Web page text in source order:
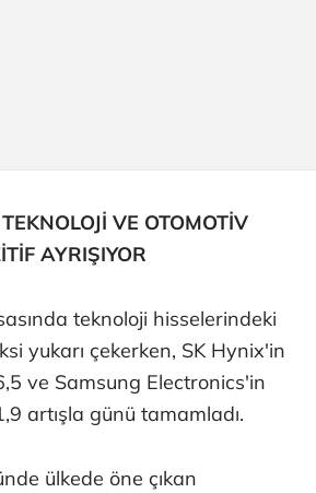
VE OTOMOTİV
AYRIŞIYOR
teknoloji hisselerindeki
yukarı çekerken, SK Hynix'in
ve Samsung Electronics'in
artışla günü tamamladı.
ülkede öne çıkan